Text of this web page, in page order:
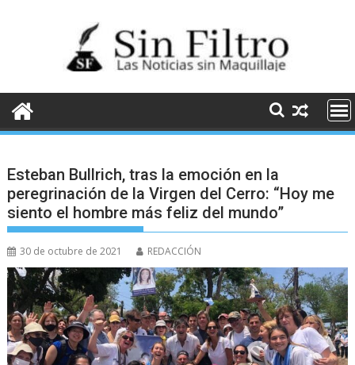
Esteban Bullrich, tras la emoción en la
peregrinación de la Virgen del Cerro: “Hoy me
siento el hombre más feliz del mundo”
30 de octubre de 2021 REDACCIÓN